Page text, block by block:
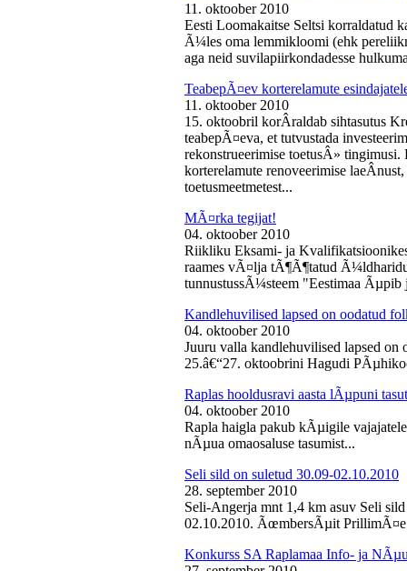
11. oktoober 2010
Eesti Loomakaitse Seltsi korraldatud
Ã¼les oma lemmikloomi (ehk
aga neid suvilapiirkondadesse
TeabepÃ¤ev korterelamute
11. oktoober 2010
15. oktoobril korÂ­raldab sihtasutus
teabepÃ¤eva, et tutvustada
rekonstrueerimise toetusÂ»
korterelamute renoveerimise
toetusmeetmetest...
MÃ¤rka tegijat!
04. oktoober 2010
Riikliku Eksami- ja
raames vÃ¤lja tÃ¶Ã¶tatud
tunnustussÃ¼steem "Eestimaa
Kandlehuvilised lapsed on oodatud
04. oktoober 2010
Juuru valla kandlehuvilised lapsed
25.â€“27. oktoobrini Hagudi
Raplas hooldusravi aasta lÃµpuni
04. oktoober 2010
Rapla haigla pakub kÃµigile
nÃµua omaosaluse tasumist...
Seli sild on suletud 30.09-02.10.2010
28. september 2010
Seli-Angerja mnt 1,4 km asuv Seli
02.10.2010. ÃœmbersÃµit
Konkurss SA Raplamaa Info- ja